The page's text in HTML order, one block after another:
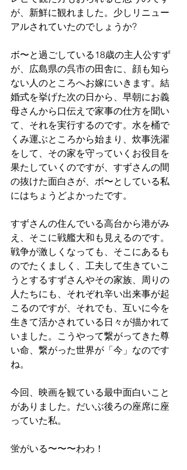
が、新鮮に観れました。少しリニュー
アルされていたのでしょうか?
ボ〜と過ごしている18歳の主人公すず
が、広島県の呉市の田舎に、顔も知ら
ない人のところへお嫁にいきます。結
婚式を挙げた次の日から、早朝にお義
母さんから口伝えで家事の仕方を聞い
て、それを実行するのです。水を桶で
くみ運ぶところから始まり、炊事洗濯
をして、その家を守っていくお役目を
果たしていくのですが、すずさんの間
の抜けた面白さが、ボ〜としている私
にはちょうどよかったです。
すずさんの住んでいる高台から港がみ
え、そこに戦艦大和も見えるのです。
戦争が激しくなっても、そこにあるも
のでたくましく、工夫して生きていこ
うとするすずさんやその家族、周りの
人たちにも、それぞれ辛い出来事が起
こるのですが、それでも、互いに今を
生きて活かされている日々が描かれて
いました。こうやって繋がってきた尊
い命、繋がった世界が「今」なのです
ね。
今回、映画を観ている最中面白いこと
がありました。だいぶ後ろの座席に座
っていた私。
蛍がいる〜〜〜わわ！